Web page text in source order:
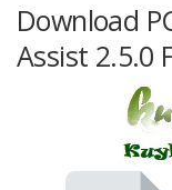
OTHER PAGES
Download
Assist 2.5.0